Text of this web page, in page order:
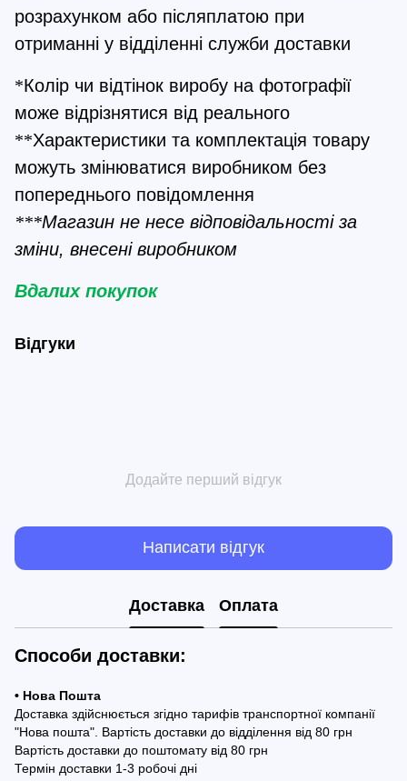
розрахунком або післяплатою при
отриманні у відділенні служби доставки
*Колір чи відтінок виробу на фотографії
може відрізнятися від реального
**Характеристики та комплектація товару
можуть змінюватися виробником без
попереднього повідомлення
***Магазин не несе відповідальності за
зміни, внесені виробником
Вдалих покупок
Відгуки
Додайте перший відгук
Написати відгук
Доставка Оплата
Способи доставки:
• Нова Пошта
Доставка здійснюється згідно тарифів транспортної компанії
"Нова пошта". Вартість доставки до відділення від 80 грн
Вартість доставки до поштомату від 80 грн
Термін доставки 1-3 робочі дні